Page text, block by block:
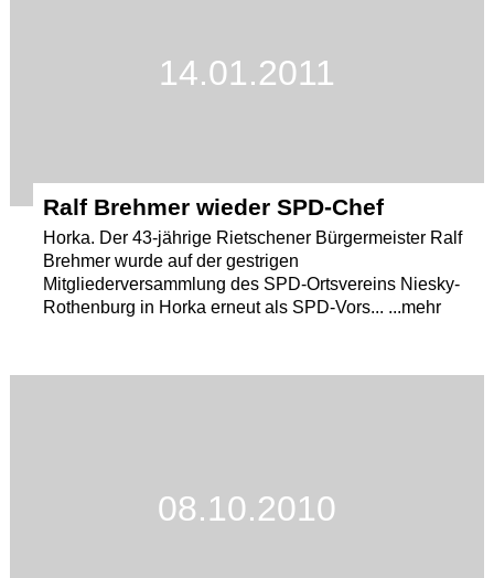
14.01.2011
Ralf Brehmer wieder SPD-Chef
Horka. Der 43-jährige Rietschener Bürgermeister Ralf
Brehmer wurde auf der gestrigen
Mitgliederversammlung des SPD-Ortsvereins Niesky-
Rothenburg in Horka erneut als SPD-Vors... ...mehr
08.10.2010